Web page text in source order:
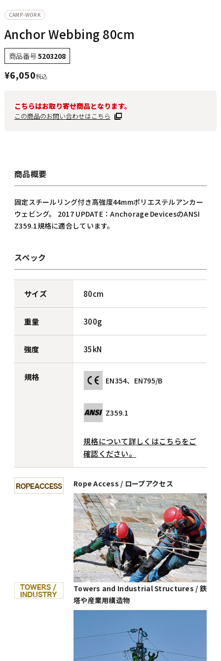
CAMP-WORK
Anchor Webbing 80cm
商品番号5203208
¥6,050税込
こちらはお取り寄せ商品となります。
この商品のお問い合わせはこちら
商品概要
固定スチールリング付き高強度44mmポリエステルアンカー
ウェビング。 2017 UPDATE：Anchorage DevicesのANSI
Z359.1規格に適合しています。
スペック
サイズ 80cm
重量 300g
強度 35kN
規格 EN354、EN795/B
Z359.1
規格について詳しくはこちらをご
確認ください。
Rope Access / ロープアクセス
Towers and Industrial Structures / 鉄
塔や産業用構造物